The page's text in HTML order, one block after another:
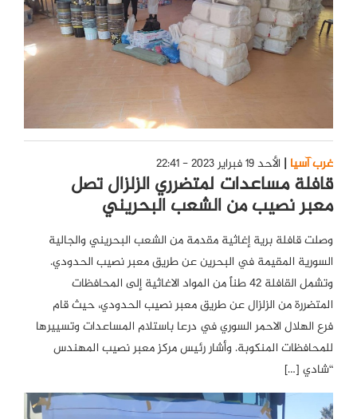
غرب آسيا الأحد 19 فبراير 2023 - 22:41
قافلة مساعدات لمتضرري الزلزال تصل
معبر نصيب من الشعب البحريني
وصلت قافلة برية إغاثية مقدمة من الشعب البحريني والجالية
السورية المقيمة في البحرين عن طريق معبر نصيب الحدودي.
وتشمل القافلة 42 طناً من المواد الاغاثية إلى المحافظات
المتضررة من الزلزال عن طريق معبر نصيب الحدودي، حيث قام
فرع الهلال الاحمر السوري في درعا باستلام المساعدات وتسييرها
للمحافظات المنكوبة. وأشار رئيس مركز معبر نصيب المهندس
“شادي […]